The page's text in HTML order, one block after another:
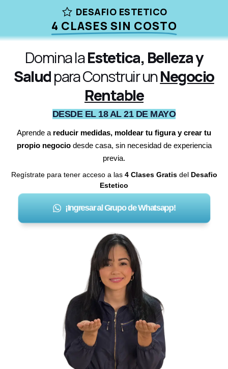
DESAFIO ESTETICO
4 CLASES SIN COSTO
Domina laEstetica, Belleza y
SaludparaConstruir unNegocio
Rentable
DESDE EL 18 AL 21 DE MAYO
Aprende a reducir medidas, moldear tu figura y crear tu
propio negociodesde casa, sin necesidad de experiencia
previa.
Regístrate para tener acceso a las 4 Clases Gratisdel Desafio
Estetico
¡Ingresar al Grupo de Whatsapp!